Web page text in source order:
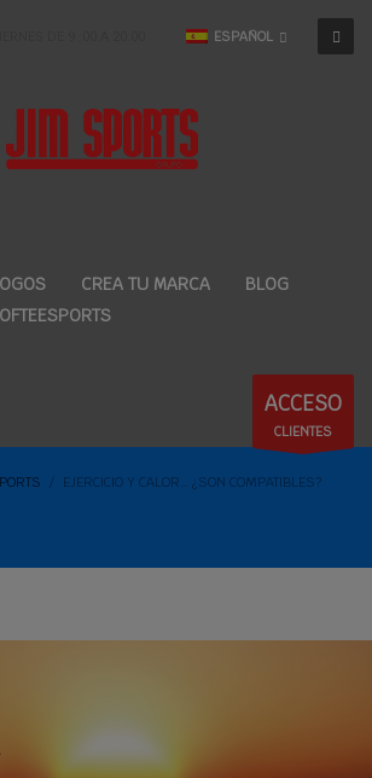
ESPAÑOL
CREA TU MARCA
BLOG
ACCESO
CLIENTES
EJERCICIO Y CALOR… ¿SON COMPATIBLES?